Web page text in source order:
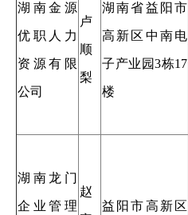
湖南金源
优职人力
资源有限
公司
卢
顺
梨
湖南省益阳市
高新区中南电
子产业园3栋17
楼
湖南龙门
企业管理
赵
益阳市高新区